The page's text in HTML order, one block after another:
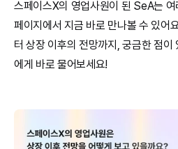
스페이스X의 영업사원이 된 SeA는
페이지에서 지금 바로 만나볼 수 있어
터 상장 이후의 전망까지, 궁금한 점이
에게 바로 물어보세요!